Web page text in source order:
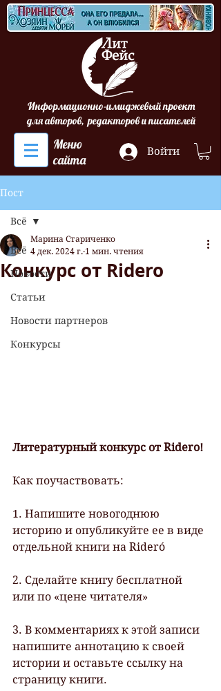
Информационно-имиджевый проект
для авторов, редакторов и писателей
Меню
сайта
Войти
Пост
Всё
Новости
Статьи
Новости партнеров
Конкурсы
Всё
Конкурс от Ridero
Марина Стариченко
4 дек. 2024 г. 1 мин. чтения
Литературный конкурс от Ridero!
Как поучаствовать:
1. Напишите новогоднюю
историю и опубликуйте ее в виде
отдельной книги на Rideró
2. Сделайте книгу бесплатной
или по «цене читателя»
3. В комментариях к этой записи
напишите аннотацию к своей
истории и оставьте ссылку на
страницу книги.